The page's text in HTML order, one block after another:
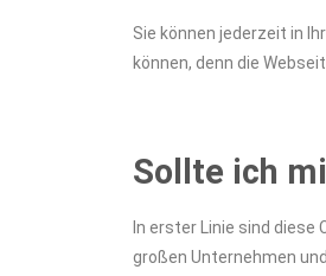
Sie können jederzeit in
können, denn die
Sollte ich
In erster Linie sind diese
großen Unternehmen